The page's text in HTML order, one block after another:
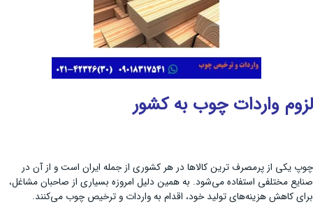
لزوم واردات چوب به کشور
چوپ یکی از پرمصرف ترین کالاها در هر کشوری از جمله ایران است و از آن در
صنایع مختلفی استفاده می‌شود. به همین دلیل امروزه بسیاری از صاحبان مشاغل،
برای کاهش هزینه‌های تولید خود، اقدام به واردات و ترخیص چوب می‌کنند.